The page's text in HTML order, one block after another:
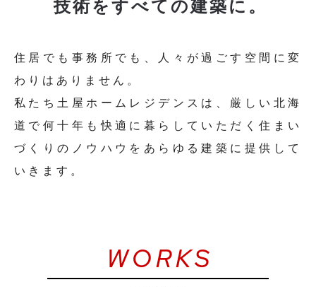
技術をすべての建築に 。
住居でも事務所でも、
人々が過ごす空間に変
わりはありません。
私たち土屋ホームレジデンスは、 厳しい北海
道で何十年も快適に暮らしていただく住まい
づくりのノウハウを あらゆる建築に提供して
いきます。
WORKS